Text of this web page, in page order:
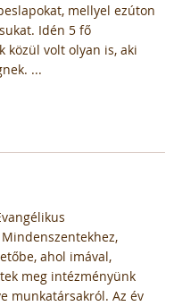
mellyel ezúton
Idén 5 fő
közül volt olyan is, aki
...
ahol imával,
meg intézményünk
munkatársakról. Az év